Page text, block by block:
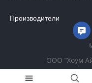
Производители
ООО "Хоум